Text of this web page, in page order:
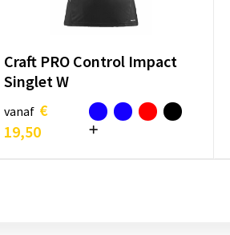
Craft PRO Control Impact
Singlet W
vanaf €
19,50